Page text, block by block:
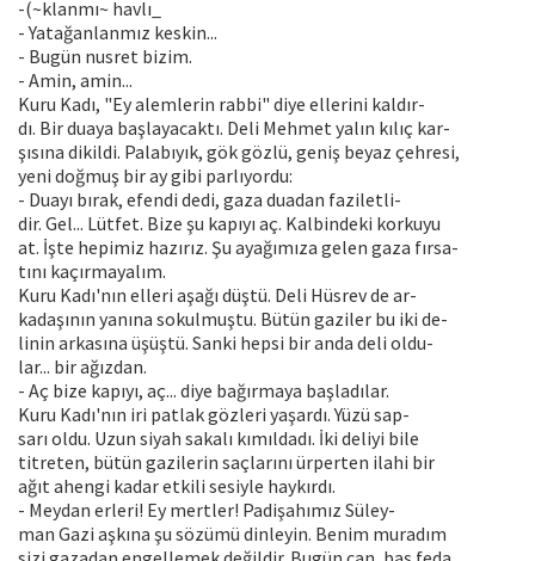
-(~klanmı~ havlı_
- Yatağanlanmız keskin...
- Bugün nusret bizim.
- Amin, amin...
Kuru Kadı, "Ey alemlerin rabbi" diye ellerini kaldır-
dı. Bir duaya başlayacaktı. Deli Mehmet yalın kılıç kar-
şısına dikildi. Palabıyık, gök gözlü, geniş beyaz çehresi,
yeni doğmuş bir ay gibi parlıyordu:
- Duayı bırak, efendi dedi, gaza duadan faziletli-
dir. Gel... Lütfet. Bize şu kapıyı aç. Kalbindeki korkuyu
at. İşte hepimiz hazırız. Şu ayağımıza gelen gaza fırsa-
tını kaçırmayalım.
Kuru Kadı'nın elleri aşağı düştü. Deli Hüsrev de ar-
kadaşının yanına sokulmuştu. Bütün gaziler bu iki de-
linin arkasına üşüştü. Sanki hepsi bir anda deli oldu-
lar... bir ağızdan.
- Aç bize kapıyı, aç... diye bağırmaya başladılar.
Kuru Kadı'nın iri patlak gözleri yaşardı. Yüzü sap-
sarı oldu. Uzun siyah sakalı kımıldadı. İki deliyi bile
titreten, bütün gazilerin saçlarını ürperten ilahi bir
ağıt ahengi kadar etkili sesiyle haykırdı.
- Meydan erleri! Ey mertler! Padişahımız Süley-
man Gazi aşkına şu sözümü dinleyin. Benim muradım